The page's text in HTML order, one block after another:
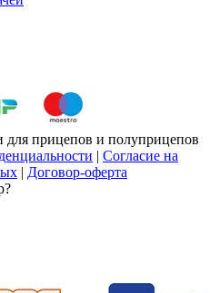
прицепов и полуприцепов
| Согласие на
| Договор-оферта